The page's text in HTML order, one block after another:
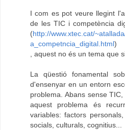
I com es pot veure llegint
de les TIC i competència
(http://www.xtec.cat/
a_competncia_digital.html)
, aquest no és un tema que
La qüestió fonamental
d'ensenyar en un entorn
problema. Abans sense
aquest problema és
variables: factors
socials, culturals, cognitius...